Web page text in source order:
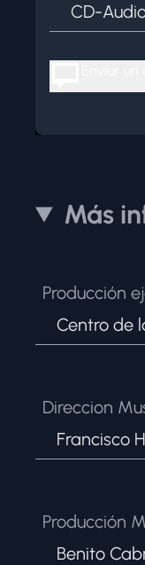
CD-
Más
Producción
Centro de
Direccion
Francisco
Producción
Benito